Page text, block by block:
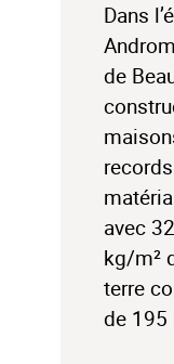
Dans
de
avec
kg/m²
terre
de 195